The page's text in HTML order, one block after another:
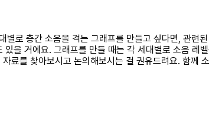
로 층간 소음을 격는 그래프를 만들고 싶다면, 관련
을 거에요. 그래프를 만들 때는 각 세대별로 소음 레
료를 찾아보시고 논의해보시는 걸 권유드려요. 함께